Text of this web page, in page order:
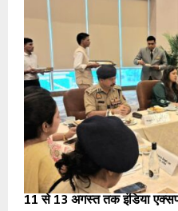
11 से 13 अगस्त तक इंडिया एक्सपो